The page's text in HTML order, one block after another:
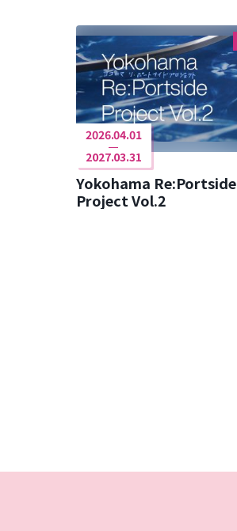
2026.04.01
2027.03.31
Yokohama Re:Portside
Project Vol.2